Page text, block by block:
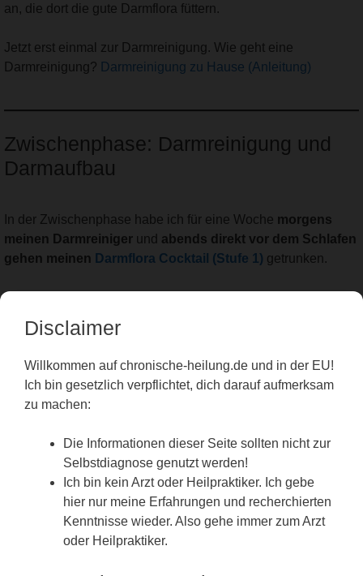
an, die dort die gute Darmflora füttern.
Jetzt erst einmal zur Darmreinigung. Wie geht eine
Darmreinigung? Darmreinigung zu Hause (Anleitung)
Zwischenphase: Darmreinigung und
Darmaufbau
In der Zwischenphase habe ich für eine Woche morgens
meinen Darmreiniger und abends direkt vor dem Schlafen
gehen meinen Darmflora Cocktail (Stufe 1) getrunken.
Phase 2: Darmaufbau (Dünndarm)
pathogenen Keime abgetötet und/oder ausgeschieden
wurden, müssen die nützlichen Darmbakterien wieder Einzug
in den Darm finden. Wie du deine Dünndarmflora, die vor
allem aus Laktobazillen besteht, aufbauen kannst, erfährst du
Darmaufbau
Disclaimer
Willkommen auf chronische-heilung.de und in der EU!
Ich bin gesetzlich verpflichtet, dich darauf aufmerksam
zu machen:
Die Informationen dieser Seite sollten nicht zur
Selbstdiagnose genutzt werden!
Ich bin kein Arzt oder Heilpraktiker. Ich gebe
hier nur meine Erfahrungen und recherchierten
Kenntnisse wieder. Also gehe immer zum Arzt
oder Heilpraktiker.